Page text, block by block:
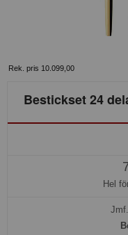
Rek. pris 10.099,00
Bestickset 24
Hel